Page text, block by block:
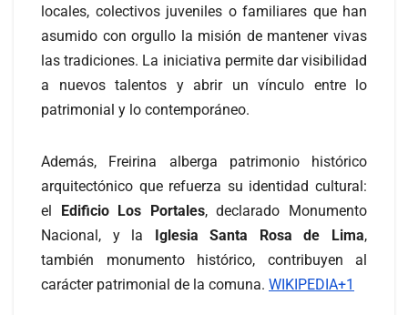
locales, colectivos juveniles o familiares que han
asumido con orgullo la misión de mantener vivas
las tradiciones. La iniciativa permite dar visibilidad
a nuevos talentos y abrir un vínculo entre lo
patrimonial y lo contemporáneo.
Además, Freirina alberga patrimonio histórico
arquitectónico que refuerza su identidad cultural:
el Edificio Los Portales, declarado Monumento
Nacional, y la Iglesia Santa Rosa de Lima,
también monumento histórico, contribuyen al
carácter patrimonial de la comuna. WIKIPEDIA+1